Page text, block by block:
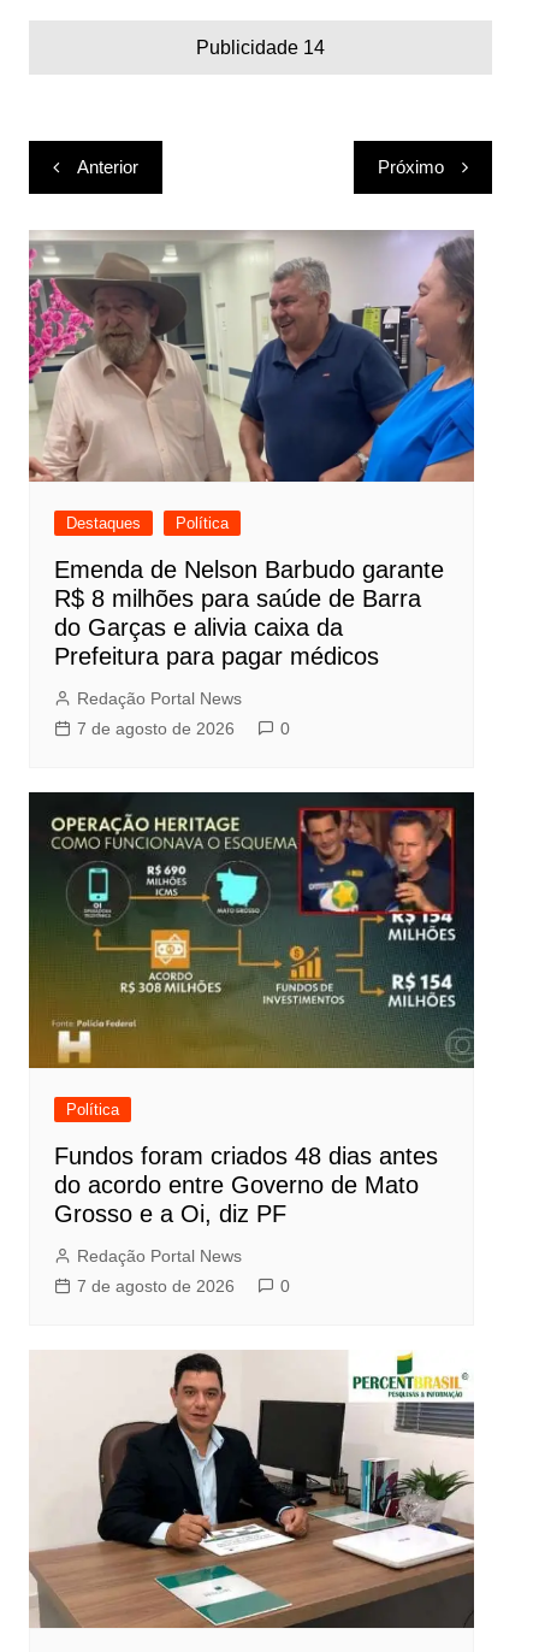
Publicidade 14
Navegação
de
Post
Anterior Próximo
Destaques Política
Emenda de Nelson Barbudo garante
R$ 8 milhões para saúde de Barra
do Garças e alivia caixa da
Prefeitura para pagar médicos
Redação Portal News
7 de agosto de 2026
0
Política
Fundos foram criados 48 dias antes
do acordo entre Governo de Mato
Grosso e a Oi, diz PF
Redação Portal News
7 de agosto de 2026
0